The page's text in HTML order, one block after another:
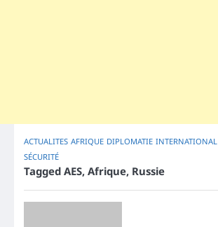
ACTUALITES AFRIQUE DIPLOMATIE INTERNATIONAL
SÉCURITÉ
Tagged AES, Afrique, Russie